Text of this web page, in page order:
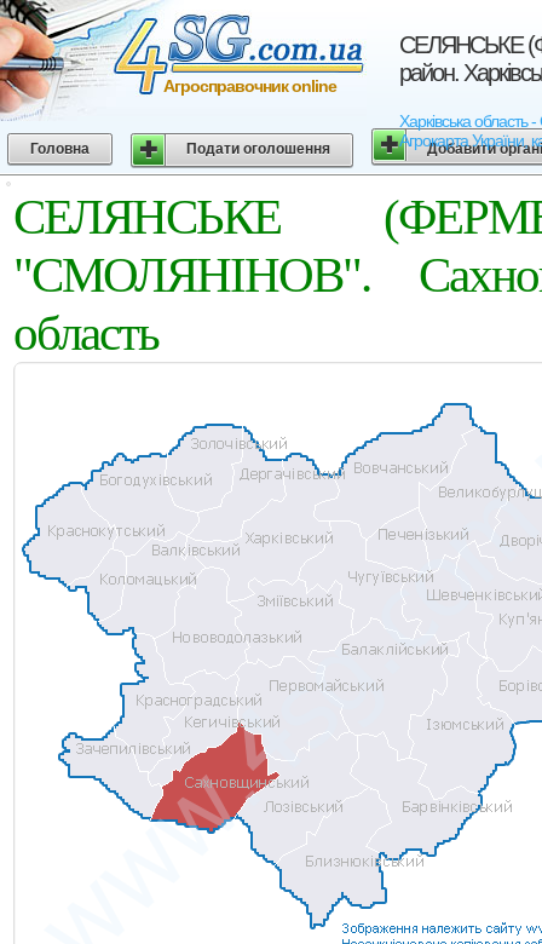
СЕЛЯНСЬКЕ
район.
Харківська
Агрокарта України,
Агросправочник online
Головна Подати оголошення Добавити
СЕЛЯНСЬКЕ
"СМОЛЯНIНОВ".
область